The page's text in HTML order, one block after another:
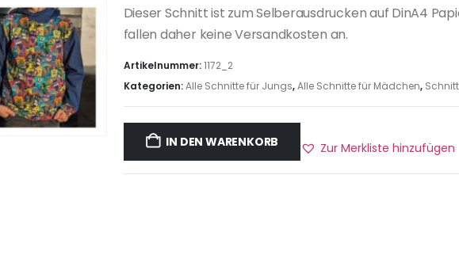
Dieser Schnitt ist zum Selberausdrucken auf DinA4
fallen daher keine Versandkosten an.
Artikelnummer:1172_2
Kategorien:Alle Schnitte für Jungs,Alle Schnitte für Mädchen,
IN DEN WARENKORB Zur Merkliste hinzufügen